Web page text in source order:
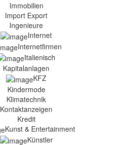
Immobilien
Import Export
Ingenieure
Internet
Internetfirmen
Italienisch
Kapitalanlagen
KFZ
Kindermode
Klimatechnik
Kontaktanzeigen
Kredit
Kunst & Entertainment
Künstler